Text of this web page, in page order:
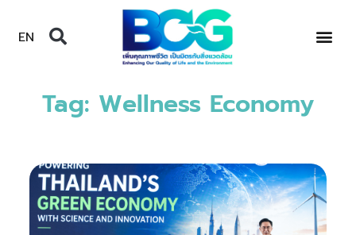
EN
Tag: Wellness Economy